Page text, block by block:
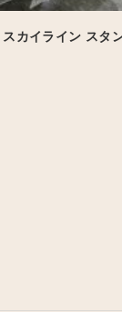
カイライン スタ